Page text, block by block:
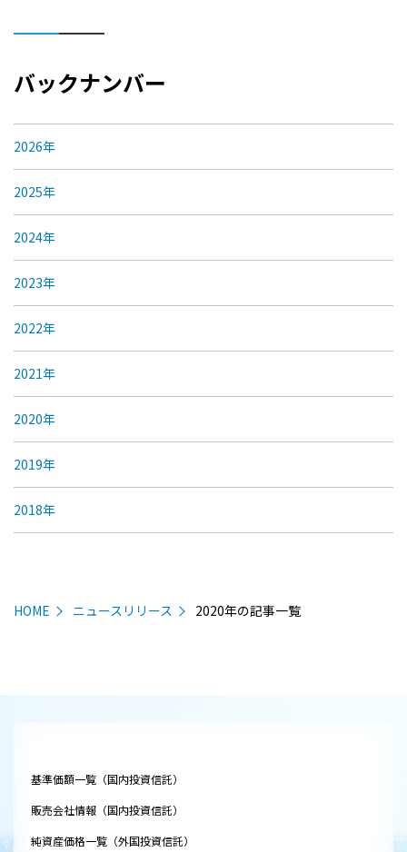
バックナンバー
2026年
2025年
2024年
2023年
2022年
2021年
2020年
2019年
2018年
HOME ニュースリリース 2020年の記事一覧
基準価額一覧（国内投資信託）
販売会社情報（国内投資信託）
純資産価格一覧（外国投資信託）